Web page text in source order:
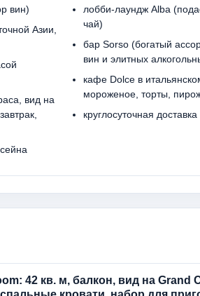
вин)
Азии,
вид на
лобби-лаундж Alba
чай)
бар Sorso (богатый
вин и элитных
кафе Dolce в
мороженое, торты,
круглосуточная
42 кв. м, балкон, вид на Grand